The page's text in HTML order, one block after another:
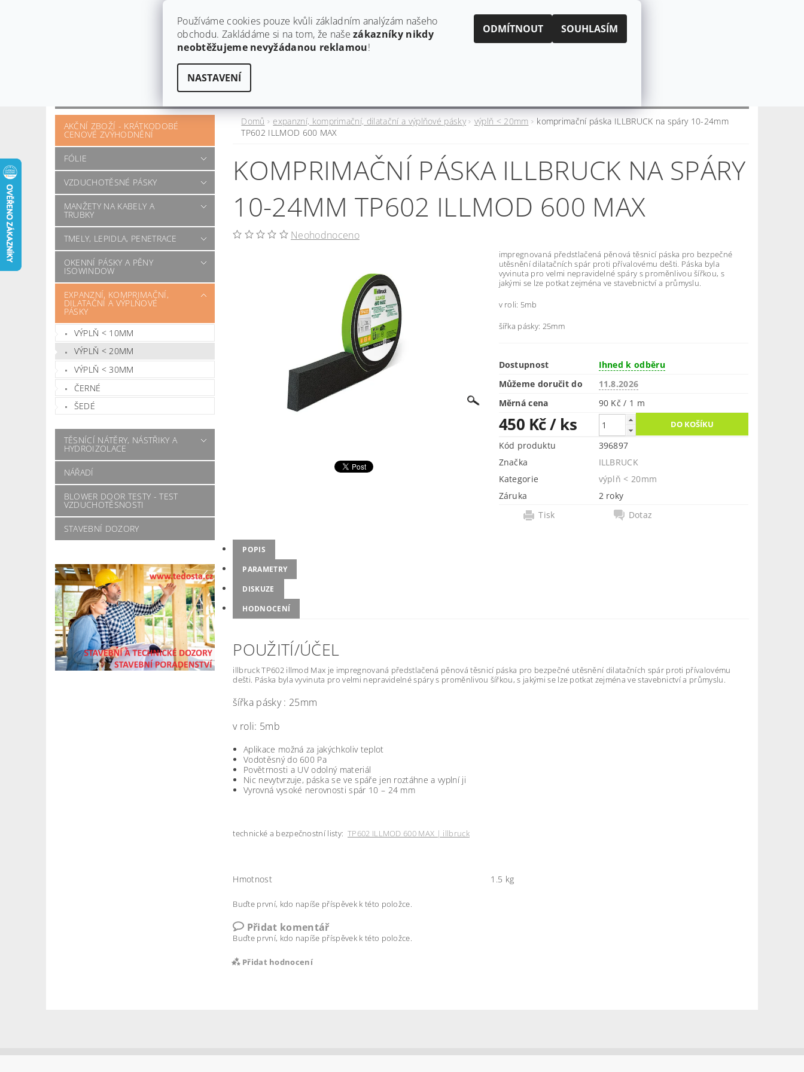
606624953 obchod@estaf.cz
OBCHODNÍ PODMÍNKY KONTAKTY
OTÁZKY A POŽADAVKY
AKČNÍ ZBOŽÍ - KRÁTKODOBÉ
CENOVÉ ZVÝHODNĚNÍ
FÓLIE
VZDUCHOTĚSNÉ PÁSKY
MANŽETY NA KABELY A
TRUBKY
TMELY, LEPIDLA, PENETRACE
OKENNÍ PÁSKY A PĚNY
ISOWINDOW
EXPANZNÍ, KOMPRIMAČNÍ,
DILATAČNÍ A VÝPLŇOVÉ
PÁSKY
VÝPLŇ < 10MM
VÝPLŇ < 20MM
VÝPLŇ < 30MM
ČERNÉ
ŠEDÉ
TĚSNÍCÍ NÁTĚRY, NÁSTŘIKY A
HYDROIZOLACE
NÁŘADÍ
BLOWER DOOR TESTY - TEST
VZDUCHOTĚSNOSTI
STAVEBNÍ DOZORY
Domů expanzní, komprimační, dilatační a výplňové pásky výplň < 20mm
komprimační páska ILLBRUCK na spáry 10-24mm
TP602 ILLMOD 600 MAX
KOMPRIMAČNÍ PÁSKA ILLBRUCK NA SPÁRY
10-24MM TP602 ILLMOD 600 MAX
Neohodnoceno
impregnovaná předstlačená pěnová těsnicí páska pro bezpečné
utěsnění dilatačních spár proti přívalovému dešti. Páska byla
vyvinuta pro velmi nepravidelné spáry s proměnlivou šířkou, s
jakými se lze potkat zejména ve stavebnictví a průmyslu.
v roli: 5mb
šířka pásky: 25mm
Dostupnost
Ihned k odběru
Můžeme doručit do
11.8.2026
Měrná cena
90 Kč / 1 m
450 Kč/ ks
Kód produktu
396897
Značka
ILLBRUCK
Kategorie
výplň < 20mm
Záruka
2 roky
Tisk
Dotaz
POPIS
PARAMETRY
DISKUZE
HODNOCENÍ
POUŽITÍ/ÚČEL
illbruck TP602 illmod Max je impregnovaná předstlačená pěnová těsnicí páska pro bezpečné utěsnění dilatačních spár proti přívalovému
dešti. Páska byla vyvinuta pro velmi nepravidelné spáry s proměnlivou šířkou, s jakými se lze potkat zejména ve stavebnictví a průmyslu.
šířka pásky : 25mm
v roli: 5mb
Aplikace možná za jakýchkoliv teplot
Vodotěsný do 600 Pa
Povětrnosti a UV odolný materiál
Nic nevytvrzuje, páska se ve spáře jen roztáhne a vyplní ji
Vyrovná vysoké nerovnosti spár 10 – 24 mm
technické a bezpečnostní listy: TP602 ILLMOD 600 MAX | illbruck
Hmotnost 1.5 kg
Buďte první, kdo napíše příspěvek k této položce.
Přidat komentář
Buďte první, kdo napíše příspěvek k této položce.
Přidat hodnocení
Používáme cookies pouze kvůli základním analýzám našeho
obchodu. Zakládáme si na tom, že našezákazníky nikdy
neobtěžujeme nevyžádanou reklamou!
NASTAVENÍ
ODMÍTNOUT SOUHLASÍM